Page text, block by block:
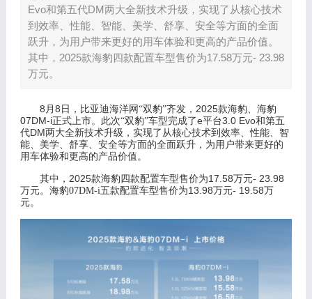
Evo和第五代DM两大全新技术升级，实现了从核心技术
到效率、性能、智能、美学、舒享、安全等方面的全面
跃升，为用户带来更好的用车体验和更高的产品价值。
其中，2025款海豹四款配置车型售价为17.58万元- 23.98
万元。
8 月 8 日，比亚迪海洋网 “双豹”齐发， 2025款海豹、海豹
07DM-i正式上市。此次“双豹”车型完成了e平台3 .0 Evo和第五
代DM两大全新技术升级， 实现了从核心技术到效率、性能、智
能、美学、舒享、安全等方面的全面跃升，为用户带来更好的
用车体验和更高的产品价值。
其中， 2025款海豹四款配置车型售价为17.58万元- 23.98
万元。 海豹07DM-i五款配置车型售价为13.98万元- 19.58万
元。